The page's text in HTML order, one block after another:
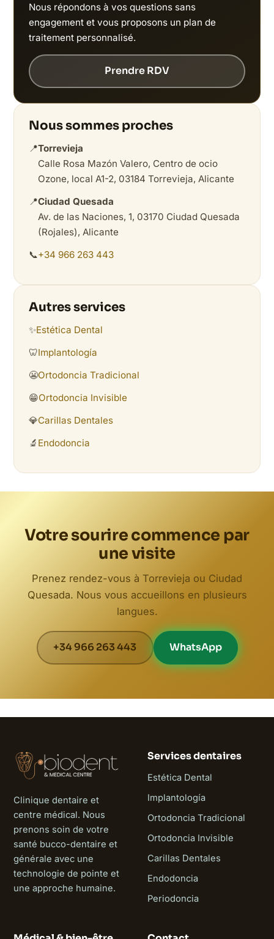
Nous répondons à vos questions sans
engagement et vous proposons un plan de
traitement personnalisé.
Prendre RDV
Nous sommes proches
📍Torrevieja
Calle Rosa Mazón Valero, Centro de ocio
Ozone, local A1-2, 03184 Torrevieja, Alicante
📍Ciudad Quesada
Av. de las Naciones, 1, 03170 Ciudad Quesada
(Rojales), Alicante
📞+34 966 263 443
Autres services
✨Estética Dental
🦷Implantología
😬Ortodoncia Tradicional
😁Ortodoncia Invisible
💎Carillas Dentales
🔬 Endodoncia
Votre sourire commence par
une visite
Prenez rendez-vous à Torrevieja ou Ciudad
Quesada. Nous vous accueillons en plusieurs
langues.
+34 966 263 443 WhatsApp
Clinique dentaire et
centre médical. Nous
prenons soin de votre
santé bucco-dentaire et
générale avec une
technologie de pointe et
une approche humaine.
Services dentaires
Estética Dental
Implantología
Ortodoncia Tradicional
Ortodoncia Invisible
Carillas Dentales
Endodoncia
Periodoncia